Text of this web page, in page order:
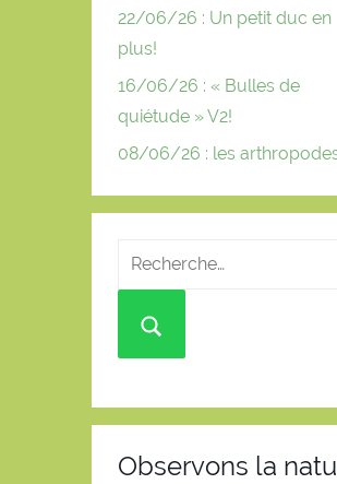
22/06/26 : Un petit duc en
plus!
16/06/26 : « Bulles de
quiétude » V2!
08/06/26 : les
Observons la